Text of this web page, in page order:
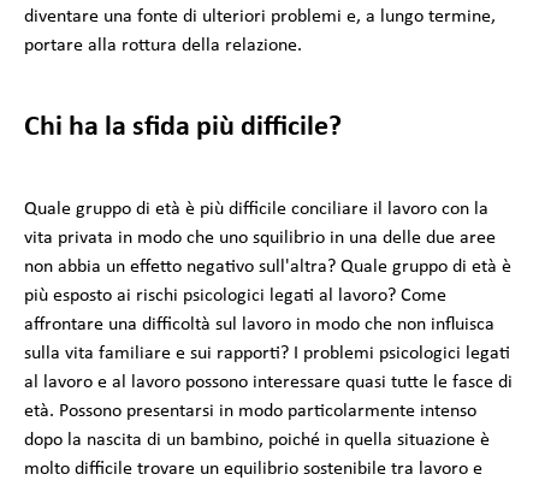
diventare una fonte di ulteriori problemi e, a lungo termine,
portare alla rottura della relazione.
Chi ha la sfida più difficile?
Quale gruppo di età è più difficile conciliare il lavoro con la
vita privata in modo che uno squilibrio in una delle due aree
non abbia un effetto negativo sull'altra? Quale gruppo di età è
più esposto ai rischi psicologici legati al lavoro? Come
affrontare una difficoltà sul lavoro in modo che non influisca
sulla vita familiare e sui rapporti? I problemi psicologici legati
al lavoro e al lavoro possono interessare quasi tutte le fasce di
età. Possono presentarsi in modo particolarmente intenso
dopo la nascita di un bambino, poiché in quella situazione è
molto difficile trovare un equilibrio sostenibile tra lavoro e